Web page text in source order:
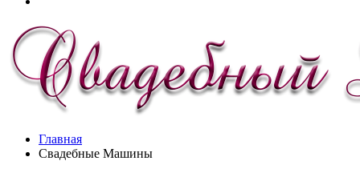
Главная
Свадебные Машины